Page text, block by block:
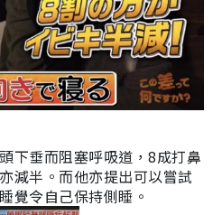
下垂而阻塞呼吸道，8成打鼻
減半。而他亦提出可以嘗試
覺令自己保持側睡 。